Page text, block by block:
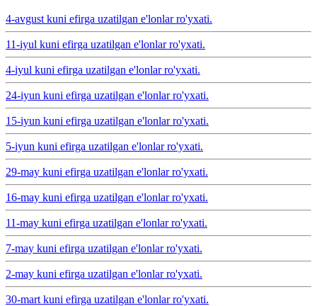
4-avgust kuni efirga uzatilgan e'lonlar ro'yxati.
11-iyul kuni efirga uzatilgan e'lonlar ro'yxati.
4-iyul kuni efirga uzatilgan e'lonlar ro'yxati.
24-iyun kuni efirga uzatilgan e'lonlar ro'yxati.
15-iyun kuni efirga uzatilgan e'lonlar ro'yxati.
5-iyun kuni efirga uzatilgan e'lonlar ro'yxati.
29-may kuni efirga uzatilgan e'lonlar ro'yxati.
16-may kuni efirga uzatilgan e'lonlar ro'yxati.
11-may kuni efirga uzatilgan e'lonlar ro'yxati.
7-may kuni efirga uzatilgan e'lonlar ro'yxati.
2-may kuni efirga uzatilgan e'lonlar ro'yxati.
30-mart kuni efirga uzatilgan e'lonlar ro'yxati.